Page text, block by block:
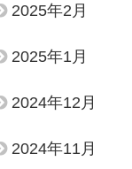
2025年2月
2025年1月
2024年12月
2024年11月